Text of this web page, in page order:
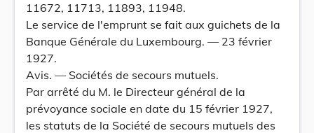
11672, 11713, 11893, 11948.
Le service de l'emprunt se fait aux guichets de la
Banque Générale du Luxembourg. — 23 février
1927.
Avis. — Sociétés de secours mutuels.
Par arrêté du M. le Directeur général de la
prévoyance sociale en date du 15 février 1927,
les statuts de la Société de secours mutuels des